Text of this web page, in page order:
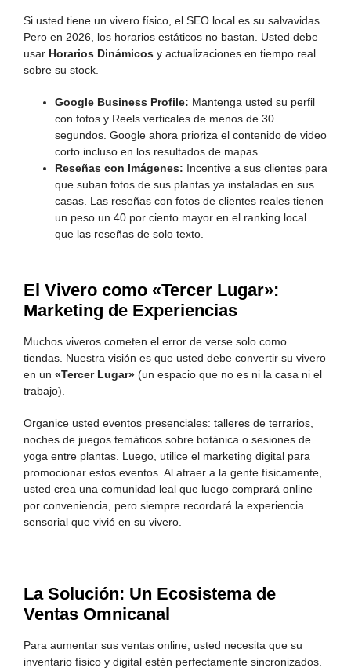
Si usted tiene un vivero físico, el SEO local es su salvavidas.
Pero en 2026, los horarios estáticos no bastan. Usted debe
usar Horarios Dinámicos y actualizaciones en tiempo real
sobre su stock.
Google Business Profile: Mantenga usted su perfil
con fotos y Reels verticales de menos de 30
segundos. Google ahora prioriza el contenido de video
corto incluso en los resultados de mapas.
Reseñas con Imágenes: Incentive a sus clientes para
que suban fotos de sus plantas ya instaladas en sus
casas. Las reseñas con fotos de clientes reales tienen
un peso un 40 por ciento mayor en el ranking local
que las reseñas de solo texto.
El Vivero como «Tercer Lugar»:
Marketing de Experiencias
Muchos viveros cometen el error de verse solo como
tiendas. Nuestra visión es que usted debe convertir su vivero
en un «Tercer Lugar» (un espacio que no es ni la casa ni el
trabajo).
Organice usted eventos presenciales: talleres de terrarios,
noches de juegos temáticos sobre botánica o sesiones de
yoga entre plantas. Luego, utilice el marketing digital para
promocionar estos eventos. Al atraer a la gente físicamente,
usted crea una comunidad leal que luego comprará online
por conveniencia, pero siempre recordará la experiencia
sensorial que vivió en su vivero.
La Solución: Un Ecosistema de
Ventas Omnicanal
Para aumentar sus ventas online, usted necesita que su
inventario físico y digital estén perfectamente sincronizados.